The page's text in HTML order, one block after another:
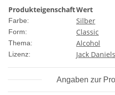
ProdukteigenschaftWert
Farbe: Silber
Form: Classic
Thema: Alcohol
Lizenz: Jack Daniels
Angaben zur